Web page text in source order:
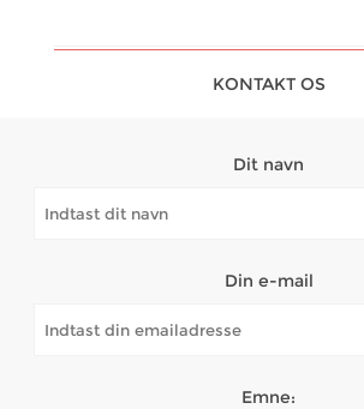
KONTAKT OS
Dit navn
Din e-mail
Emne: